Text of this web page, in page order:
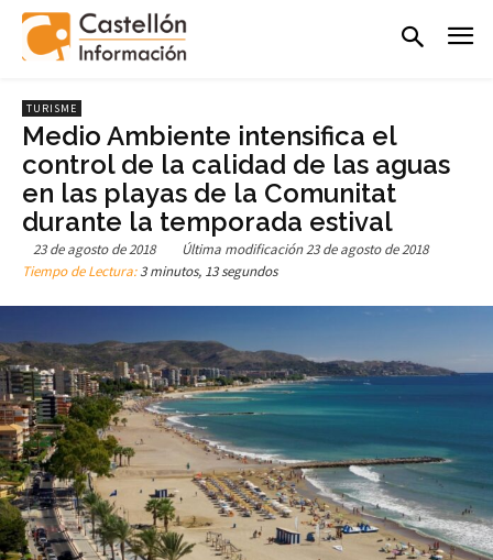
TURISME
Medio Ambiente intensifica el
control de la calidad de las aguas
en las playas de la Comunitat
durante la temporada estival
23 de agosto de 2018 Última modificación23 de agosto de 2018
Tiempo de Lectura:3 minutos, 13 segundos